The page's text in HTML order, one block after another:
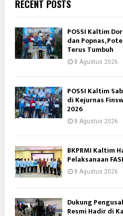
RECENT POSTS
POSSI Kaltim
dan Popnas,
Terus Tumbuh
8 Agustus 2026
POSSI Kaltim
di Kejurnas
2026
8 Agustus 2026
BKPRMI Kaltim
Pelaksanaan
8 Agustus 2026
Dukung
Resmi Hadir di